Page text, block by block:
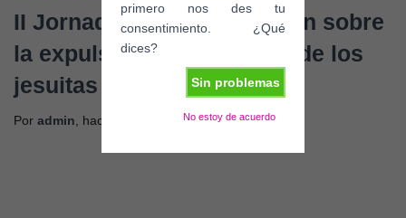
primero nos des tu
consentimiento. ¿Qué
dices?
Sin problemas
No estoy de acuerdo
II Jornadas de Investigación sobre
la expulsión y el destierro de los
jesuitas
Por admin , hace